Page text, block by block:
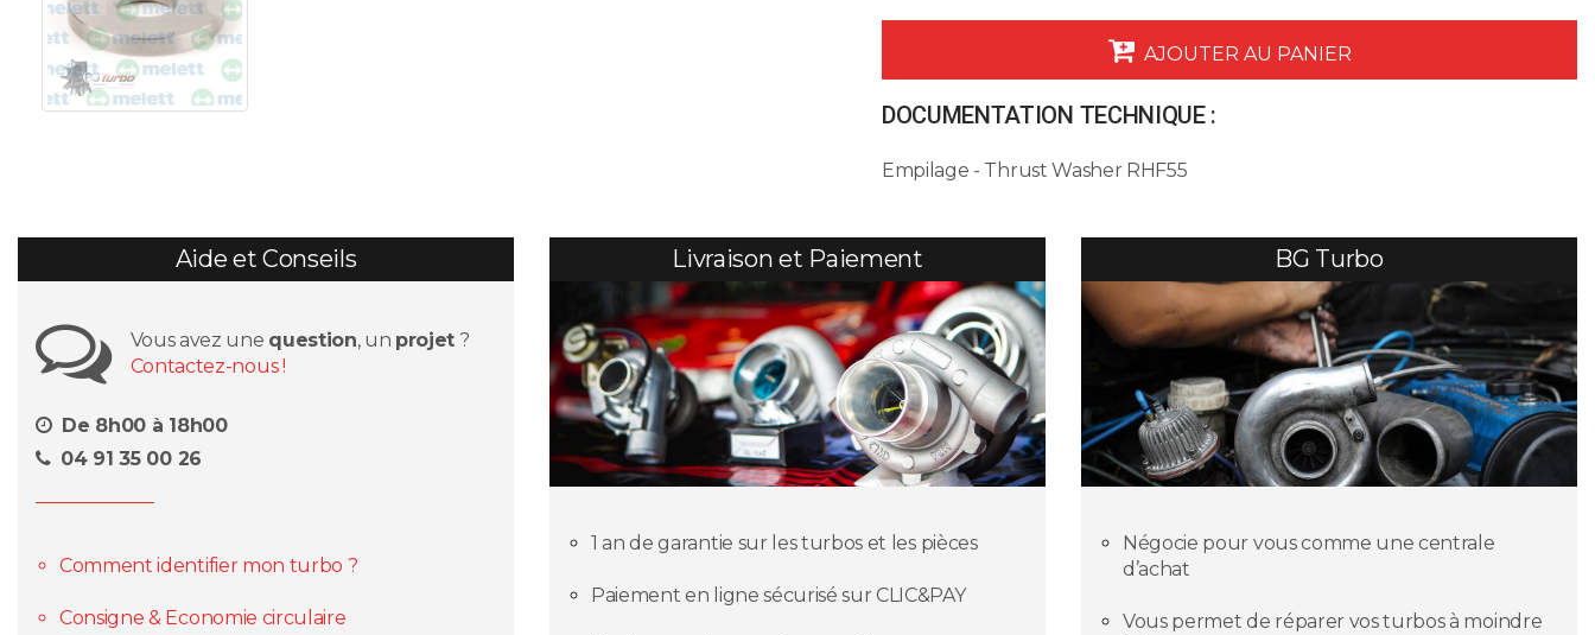
AJOUTER AU PANIER
DOCUMENTATION TECHNIQUE :
Empilage - Thrust Washer RHF55
Aide et Conseils
Vous avez une question, un projet ?
Contactez-nous !
De 8h00 à 18h00
04 91 35 00 26
Comment identifier mon turbo ?
Consigne & Economie circulaire
Livraison et Paiement
1 an de garantie sur les turbos et les pièces
Paiement en ligne sécurisé sur CLIC&PAY
BG Turbo
Négocie pour vous comme une centrale
d’achat
Vous permet de réparer vos turbos à moindre